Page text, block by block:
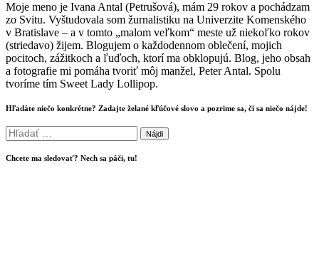
Moje meno je Ivana Antal (Petrušová), mám 29 rokov a pochádzam
zo Svitu. Vyštudovala som žurnalistiku na Univerzite Komenského
v Bratislave – a v tomto „malom veľkom“ meste už niekoľko rokov
(striedavo) žijem. Blogujem o každodennom oblečení, mojich
pocitoch, zážitkoch a ľuďoch, ktorí ma obklopujú. Blog, jeho obsah
a fotografie mi pomáha tvoriť môj manžel, Peter Antal. Spolu
tvoríme tím Sweet Lady Lollipop.
Hľadáte niečo konkrétne? Zadajte želané kľúčové slovo a pozrime sa, či sa niečo nájde!
Hľadať:
Chcete ma sledovať? Nech sa páči, tu!